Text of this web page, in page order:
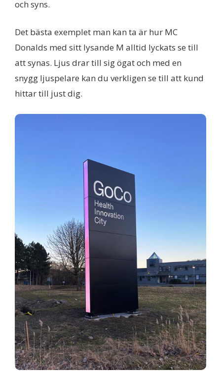
och syns.
Det bästa exemplet man kan ta är hur MC
Donalds med sitt lysande M alltid lyckats se till
att synas. Ljus drar till sig ögat och med en
snygg ljuspelare kan du verkligen se till att kund
hittar till just dig.